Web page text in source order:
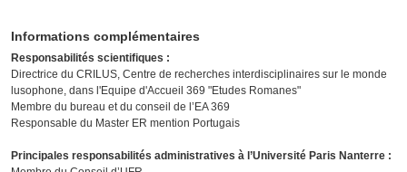
Informations complémentaires
Responsabilités scientifiques :
Directrice du CRILUS, Centre de recherches interdisciplinaires sur le monde
lusophone, dans l'Equipe d'Accueil 369 "Etudes Romanes"
Membre du bureau et du conseil de l’EA 369
Responsable du Master ER mention Portugais
Principales responsabilités administratives à l’Université Paris Nanterre :